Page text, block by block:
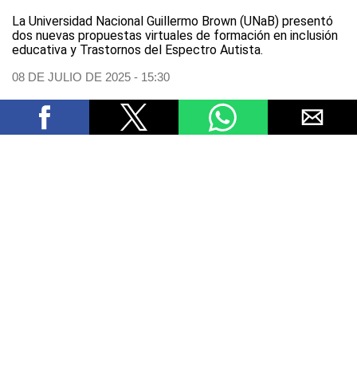
La Universidad Nacional Guillermo Brown (UNaB) presentó
dos nuevas propuestas virtuales de formación en inclusión
educativa y Trastornos del Espectro Autista.
08 DE JULIO DE 2025 - 15:30